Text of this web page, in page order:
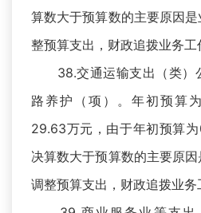
算数大于预算数的主要原因
整预算支出，财政追拨业务工
38.交通运输支出（类）
路养护（项）。年初预算
29.63万元，由于年初预算为
决算数大于预算数的主要原因
调整预算支出，财政追拨业务